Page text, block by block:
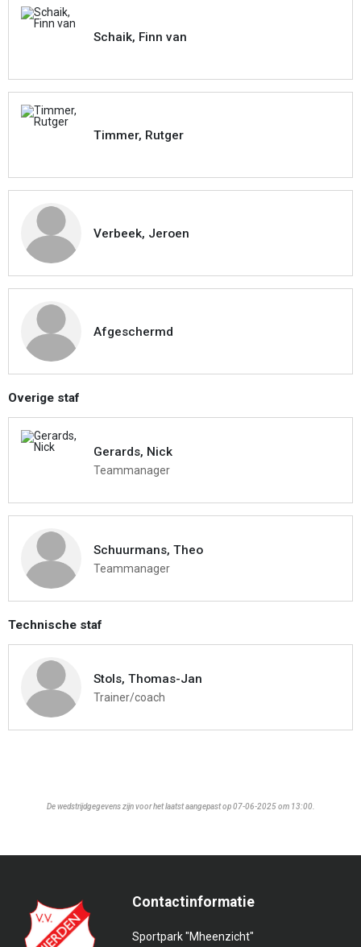
Schaik, Finn van
Timmer, Rutger
Verbeek, Jeroen
Afgeschermd
Overige staf
Gerards, Nick
Teammanager
Schuurmans, Theo
Teammanager
Technische staf
Stols, Thomas-Jan
Trainer/coach
De wedstrijdgegevens zijn voor het laatst aangepast op 07-06-2025 om 13:00.
Contactinformatie
Sportpark "Mheenzicht"